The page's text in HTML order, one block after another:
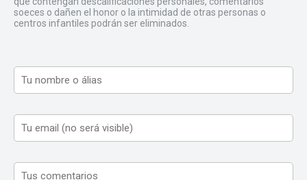
soeces o dañen el honor o la intimidad de otras personas o
centros infantiles podrán ser eliminados.